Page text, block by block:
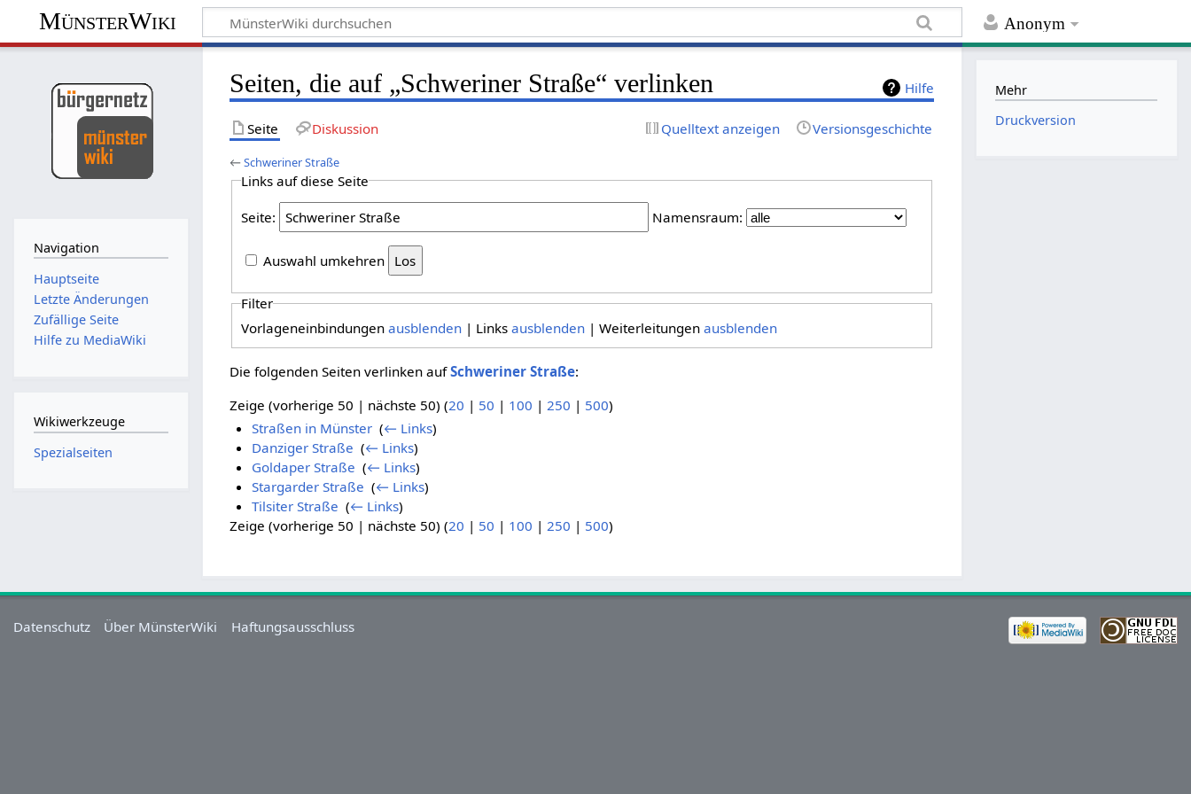
Anonym
MünsterWiki
Hilfe
Seiten, die auf „Schweriner Straße“ verlinken
Seite Diskussion Quelltext anzeigen Versionsgeschichte
←Schweriner Straße
Links auf diese Seite
Seite: Namensraum:
Auswahl umkehren
Filter
Vorlageneinbindungen ausblenden| Links ausblenden| Weiterleitungen ausblenden
Die folgenden Seiten verlinken aufSchweriner Straße:
Zeige (vorherige 50 | nächste 50) (20 | 50 | 100 | 250 | 500)
Straßen in Münster‎ (← Links)
Danziger Straße (← Links)
Goldaper Straße (← Links)
Stargarder Straße (← Links)
Tilsiter Straße (← Links)
Zeige (vorherige 50 | nächste 50) (20 | 50 | 100 |250 | 500)
Navigation
Hauptseite
Letzte Änderungen
Zufällige Seite
Hilfe zu MediaWiki
Wikiwerkzeuge
Spezialseiten
Mehr
Druckversion
Datenschutz Über MünsterWiki Haftungsausschluss